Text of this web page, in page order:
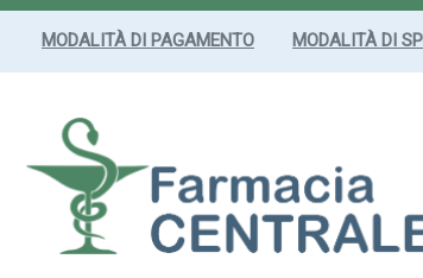
Passa
MODALITÀ DI PAGAMENTO MODALITÀ DI